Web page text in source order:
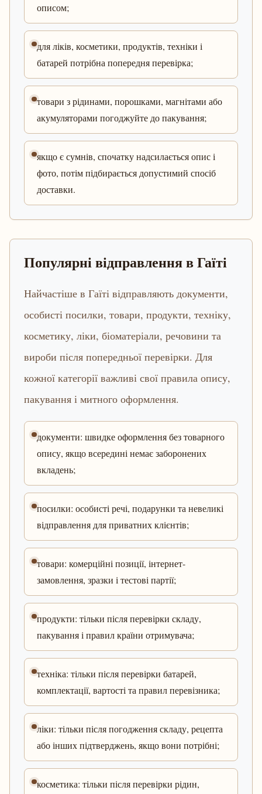
описом;
для ліків, косметики, продуктів, техніки і
батарей потрібна попередня перевірка;
товари з рідинами, порошками, магнітами або
акумуляторами погоджуйте до пакування;
якщо є сумнів, спочатку надсилається опис і
фото, потім підбирається допустимий спосіб
доставки.
Популярні відправлення в Гаїті
Найчастіше в Гаїті відправляють документи,
особисті посилки, товари, продукти, техніку,
косметику, ліки, біоматеріали, речовини та
вироби після попередньої перевірки. Для
кожної категорії важливі свої правила опису,
пакування і митного оформлення.
документи: швидке оформлення без товарного
опису, якщо всередині немає заборонених
вкладень;
посилки: особисті речі, подарунки та невеликі
відправлення для приватних клієнтів;
товари: комерційні позиції, інтернет-
замовлення, зразки і тестові партії;
продукти: тільки після перевірки складу,
пакування і правил країни отримувача;
техніка: тільки після перевірки батарей,
комплектації, вартості та правил перевізника;
ліки: тільки після погодження складу, рецепта
або інших підтверджень, якщо вони потрібні;
косметика: тільки після перевірки рідин,